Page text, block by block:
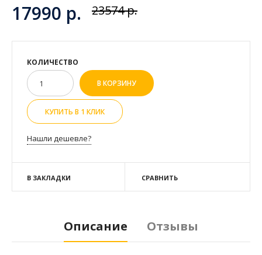
17990 р. 23574 р.
КОЛИЧЕСТВО
КУПИТЬ В 1 КЛИК
Нашли дешевле?
В ЗАКЛАДКИ СРАВНИТЬ
Описание Отзывы